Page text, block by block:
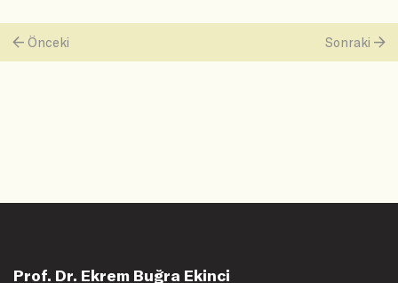
Önceki Sonraki
Prof. Dr. Ekrem Buğra Ekinci